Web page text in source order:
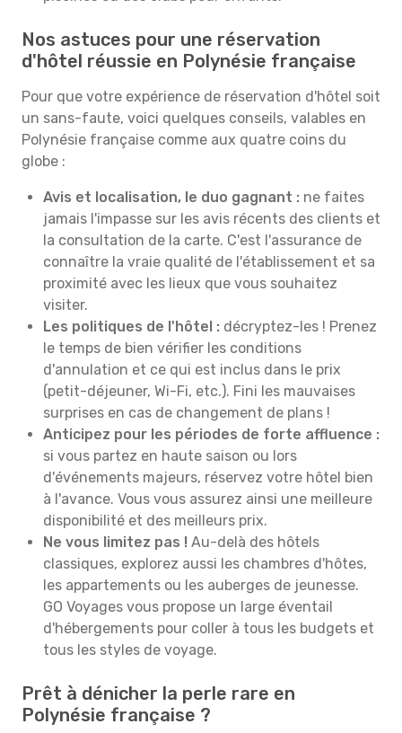
Nos astuces pour une réservation
d'hôtel réussie en Polynésie française
Pour que votre expérience de réservation d'hôtel soit
un sans-faute, voici quelques conseils, valables en
Polynésie française comme aux quatre coins du
globe :
Avis et localisation, le duo gagnant : ne faites
jamais l'impasse sur les avis récents des clients et
la consultation de la carte. C'est l'assurance de
connaître la vraie qualité de l'établissement et sa
proximité avec les lieux que vous souhaitez
visiter.
Les politiques de l'hôtel : décryptez-les ! Prenez
le temps de bien vérifier les conditions
d'annulation et ce qui est inclus dans le prix
(petit-déjeuner, Wi-Fi, etc.). Fini les mauvaises
surprises en cas de changement de plans !
Anticipez pour les périodes de forte affluence :
si vous partez en haute saison ou lors
d'événements majeurs, réservez votre hôtel bien
à l'avance. Vous vous assurez ainsi une meilleure
disponibilité et des meilleurs prix.
Ne vous limitez pas ! Au-delà des hôtels
classiques, explorez aussi les chambres d'hôtes,
les appartements ou les auberges de jeunesse.
GO Voyages vous propose un large éventail
d'hébergements pour coller à tous les budgets et
tous les styles de voyage.
Prêt à dénicher la perle rare en
Polynésie française ?